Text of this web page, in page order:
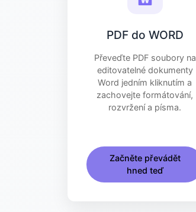
PDF do WORD
Převeďte PDF soubory na
editovatelné dokumenty
Word jedním kliknutím a
zachovejte formátování,
rozvržení a písma.
Začněte převádět
hned teď